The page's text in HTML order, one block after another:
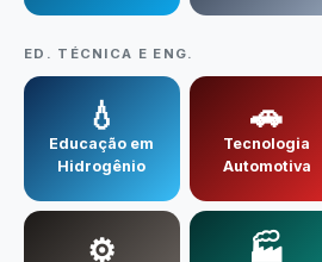
ED. TÉCNICA E ENG.
💧
Educação em
Hidrogênio
🚗
Tecnologia
Automotiva
⚙️ 🏭